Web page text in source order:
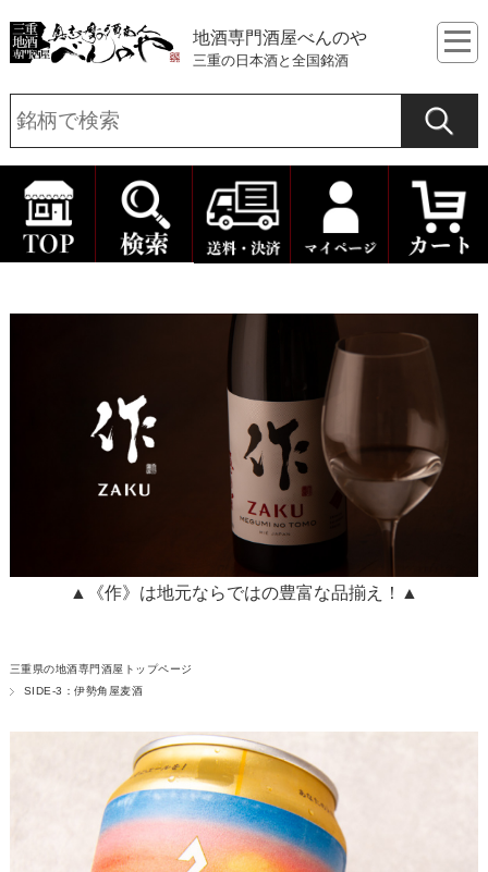
地酒専門酒屋べんのや
三重の日本酒と全国銘酒
▲《作》は地元ならではの豊富な品揃え！▲
三重県の地酒専門酒屋トップページ
SIDE-3：伊勢角屋麦酒